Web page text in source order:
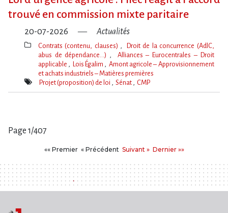
trouvé en commission mixte paritaire
20-07-2026 Actualités
Thèmes(s)
Contrats (contenu, clauses)
Droit de la concurrence (AdlC,
abus de dépendance…)
Alliances – Eurocentrales – Droit
applicable
Lois Égalim
Amont agricole – Approvisionnement
et achats industriels – Matières premières
Mot(s)-
Projet (proposition) de loi Sénat CMP
Page 1/407
«« PremierPremier
« PrécédentPrécédent
Suivant
Suivant » Dernier
Dernier »»